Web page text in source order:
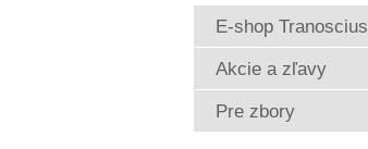
E-shop Tranoscius
Akcie a zľavy
Pre zbory